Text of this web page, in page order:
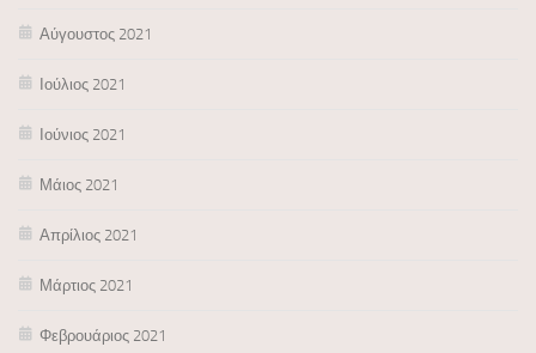
Αύγουστος 2021
Ιούλιος 2021
Ιούνιος 2021
Μάιος 2021
Απρίλιος 2021
Μάρτιος 2021
Φεβρουάριος 2021